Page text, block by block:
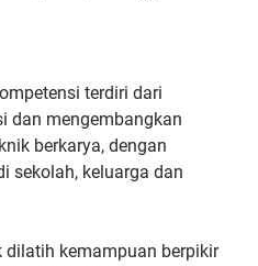
terdiri dari
dan mengembangkan
berkarya, dengan
sekolah, keluarga dan
dilatih kemampuan berpikir